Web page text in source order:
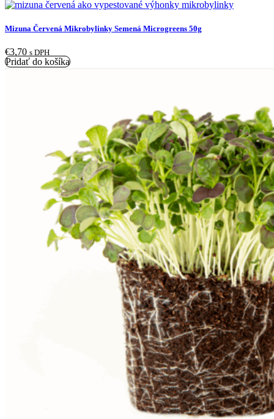
Mizuna Červená Mikrobylinky Semená Microgreens 50g
€3,70 s DPH
Pridať do košíka